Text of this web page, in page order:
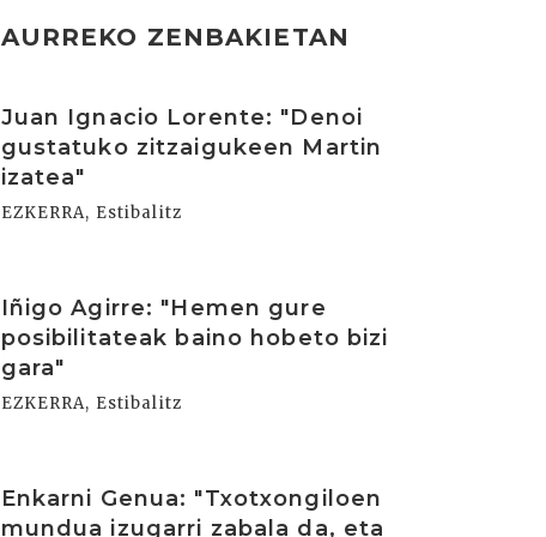
AURREKO ZENBAKIETAN
Juan Ignacio Lorente: "Denoi
gustatuko zitzaigukeen Martin
izatea"
EZKERRA, Estibalitz
Iñigo Agirre: "Hemen gure
posibilitateak baino hobeto bizi
gara"
EZKERRA, Estibalitz
Enkarni Genua: "Txotxongiloen
mundua izugarri zabala da, eta